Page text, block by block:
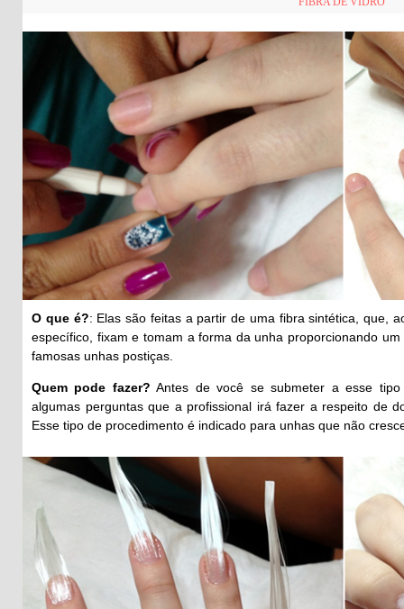
O que é?: Elas são feitas a partir de uma fibra sintética, que,
específico, fixam e tomam a forma da unha proporcionando
famosas unhas postiças.
Quem pode fazer? Antes de você se submeter a esse
algumas perguntas que a profissional irá fazer a respeito de
Esse tipo de procedimento é indicado para unhas que não